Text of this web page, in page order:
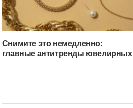
Снимите это немедленно:
главные антитренды ювелирных